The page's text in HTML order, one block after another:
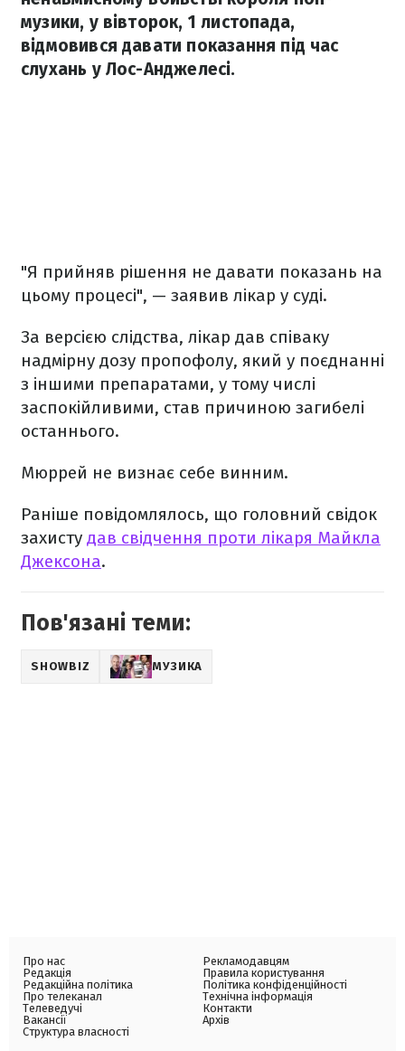
музики, у вівторок, 1 листопада,
відмовився давати показання під час
слухань у Лос-Анджелесі.
"Я прийняв рішення не давати показань на
цьому процесі", — заявив лікар у суді.
За версією слідства, лікар дав співаку
надмірну дозу пропофолу, який у поєднанні
з іншими препаратами, у тому числі
заспокійливими, став причиною загибелі
останнього.
Мюррей не визнає себе винним.
Раніше повідомлялось, що головний свідок
захисту дав свідчення проти лікаря Майкла
Джексона.
Пов'язані теми:
SHOWBIZ МУЗИКА
Про нас
Редакція
Редакційна політика
Про телеканал
Телеведучі
Вакансії
Структура власності
Рекламодавцям
Правила користування
Політика конфіденційності
Технічна інформація
Контакти
Архів